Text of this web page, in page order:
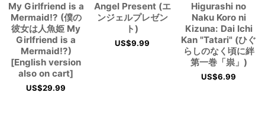
My Girlfriend is a
Mermaid!? (僕の
彼女は人魚姫 My
Girlfriend is a
Mermaid!?)
[English version
also on cart]
US$29.99
Angel Present (エ
ンジェルプレゼン
ト)
US$9.99
Higurashi no
Naku Koro ni
Kizuna: Dai Ichi
Kan "Tatari" (ひぐ
らしのなく頃に絆
第一巻「祟」)
US$6.99